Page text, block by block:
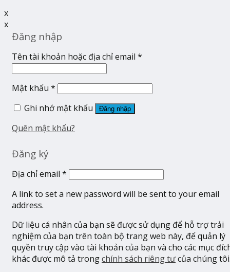
x
x
Đăng nhập
Tên tài khoản hoặc địa chỉ email *
Mật khẩu *
Ghi nhớ mật khẩu
Đăng nhập
Quên mật khẩu?
Đăng ký
Địa chỉ email *
A link to set a new password will be sent to your email
address.
Dữ liệu cá nhân của bạn sẽ được sử dụng để hỗ trợ trải
nghiệm của bạn trên toàn bộ trang web này, để quản lý
quyền truy cập vào tài khoản của bạn và cho các mục
khác được mô tả trongchính sách riêng tưcủa chúng